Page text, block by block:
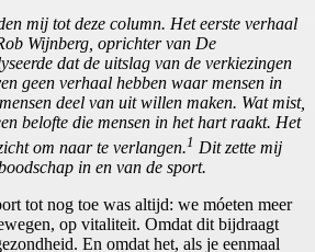
mij tot deze column. Het eerste verhaal
Wijnberg, oprichter van De
dat de uitslag van de verkiezingen
geen verhaal hebben waar mensen in
deel van uit willen maken. Wat mist,
belofte die mensen in het hart raakt. Het
om naar te verlangen.1 Dit zette mij
in en van de sport.
tot nog toe was altijd: we móeten meer
op vitaliteit. Omdat dit bijdraagt
En omdat het, als je eenmaal